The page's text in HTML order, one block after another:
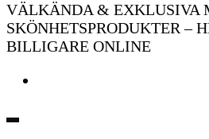
VÄLKÄNDA & EXKLUSIVA
SKÖNHETSPRODUKTER –
BILLIGARE ONLINE